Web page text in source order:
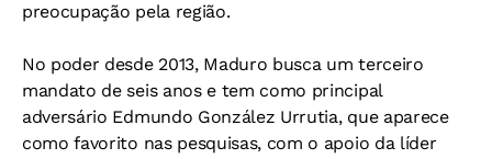
preocupação pela região.
No poder desde 2013, Maduro busca um terceiro
mandato de seis anos e tem como principal
adversário Edmundo González Urrutia, que aparece
como favorito nas pesquisas, com o apoio da líder